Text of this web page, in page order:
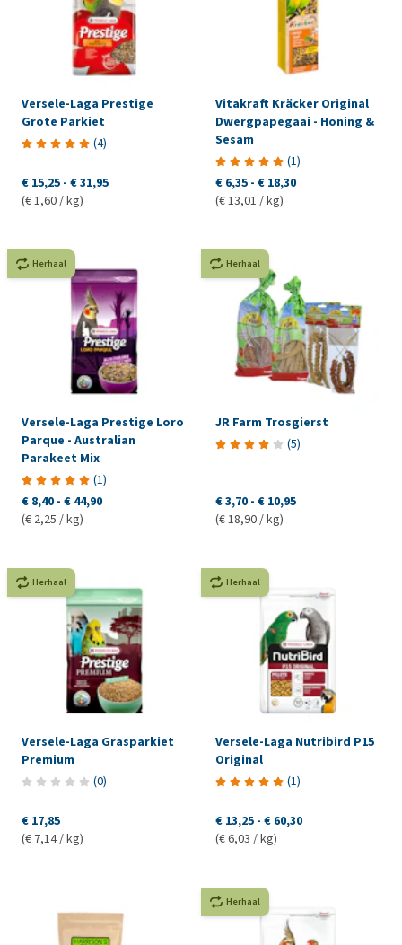
Versele-Laga Prestige
Grote Parkiet
(4)
€ 15,25 - € 31,95
(€ 1,60 / kg)
Vitakraft Kräcker Original
Dwergpapegaai - Honing &
Sesam
(1)
€ 6,35 - € 18,30
(€ 13,01 / kg)
Herhaal
Versele-Laga Prestige Loro
Parque - Australian
Parakeet Mix
(1)
€ 8,40 - € 44,90
(€ 2,25 / kg)
Herhaal
JR Farm Trosgierst
(5)
€ 3,70 - € 10,95
(€ 18,90 / kg)
Herhaal
Versele-Laga Grasparkiet
Premium
(0)
€ 17,85
(€ 7,14 / kg)
Herhaal
Versele-Laga Nutribird P15
Original
(1)
€ 13,25 - € 60,30
(€ 6,03 / kg)
Herhaal